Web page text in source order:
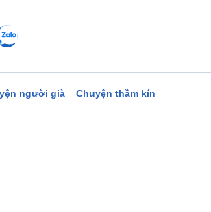
người già Chuyện thầm kín